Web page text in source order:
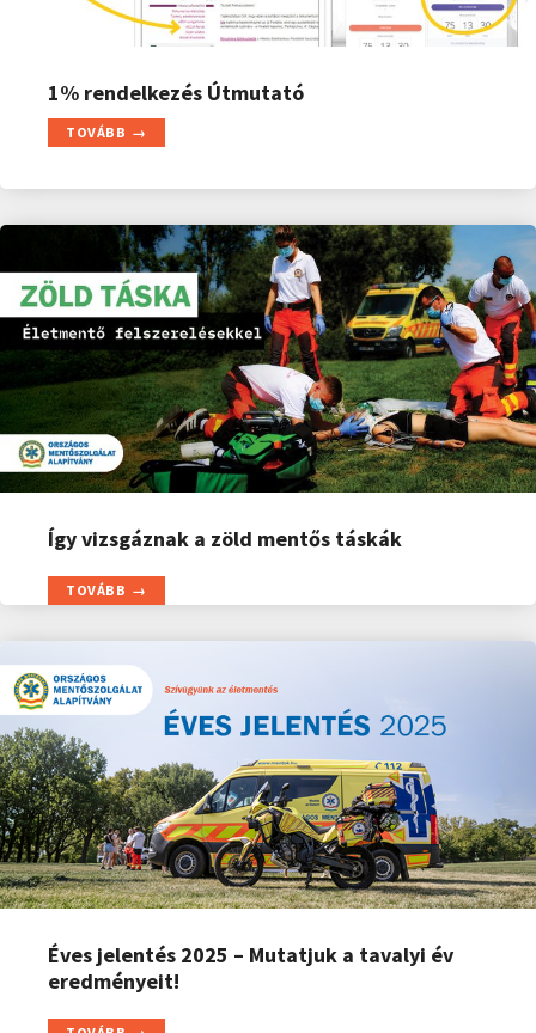
1% rendelkezés Útmutató
TOVÁBB
Így vizsgáznak a zöld mentős táskák
TOVÁBB
Éves jelentés 2025 – Mutatjuk a tavalyi év
eredményeit!